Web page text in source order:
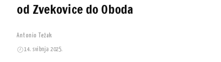
od Zvekovice do Oboda
Antonio Težak
14. svibnja 2025.